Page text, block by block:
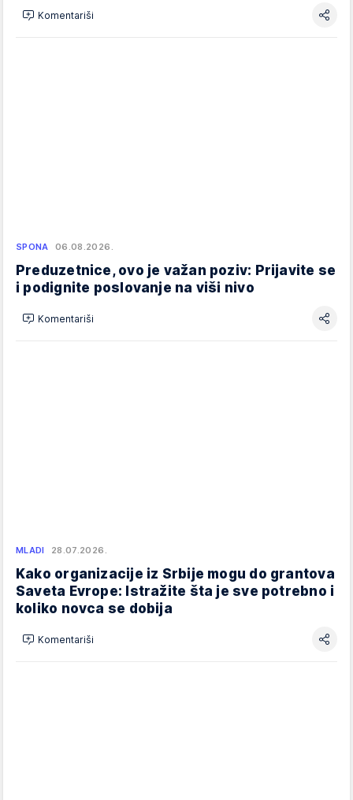
Komentariši
SPONA 06.08.2026.
Preduzetnice, ovo je važan poziv: Prijavite se
i podignite poslovanje na viši nivo
Komentariši
MLADI 28.07.2026.
Kako organizacije iz Srbije mogu do grantova
Saveta Evrope: Istražite šta je sve potrebno i
koliko novca se dobija
Komentariši